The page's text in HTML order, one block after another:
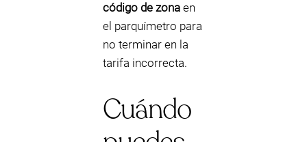
código de zona en
el parquímetro para
no terminar en la
tarifa incorrecta.
Cuándo